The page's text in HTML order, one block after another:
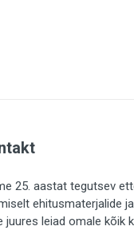
(183)
(31)
(132)
25. aastat tegutsev
ehitusmaterjalide
juures leiad omale kõik